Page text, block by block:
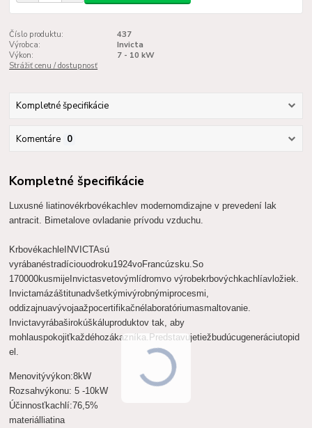
Číslo produktu:
437
Výrobca:
Invicta
Výkon:
7 - 10 kW
Strážiť cenu / dostupnosť
Kompletné špecifikácie
Komentáre 0
Kompletné špecifikácie
Luxusné liatinovékrbovékachlev modernomdizajne v prevedení lak
antracit. Bimetalove ovladanie prívodu vzduchu.
Krbovékachle INVICTAsú
vyrábanéstradíciouodroku1924voFrancúzsku.So
170000kusmije Invictasvetovým lídromvo výrobekrbovýchkachlíavložiek.
Invictamázáštitunadvšetkýmivýrobnýmiprocesmi,
oddizajnuavývojaažpocertifikačné laboratóriumasmaltovanie.
Invictavyrábaširokúškáluproduktov tak,aby
mohlauspokojiťkaždéhozákazníka. Predstavujetiež budúcugeneráciutopid
el.
Menovitývýkon:8kW
Rozsahvýkonu:5 -10kW
Účinnosťkachlí:76,5%
materiál liatina